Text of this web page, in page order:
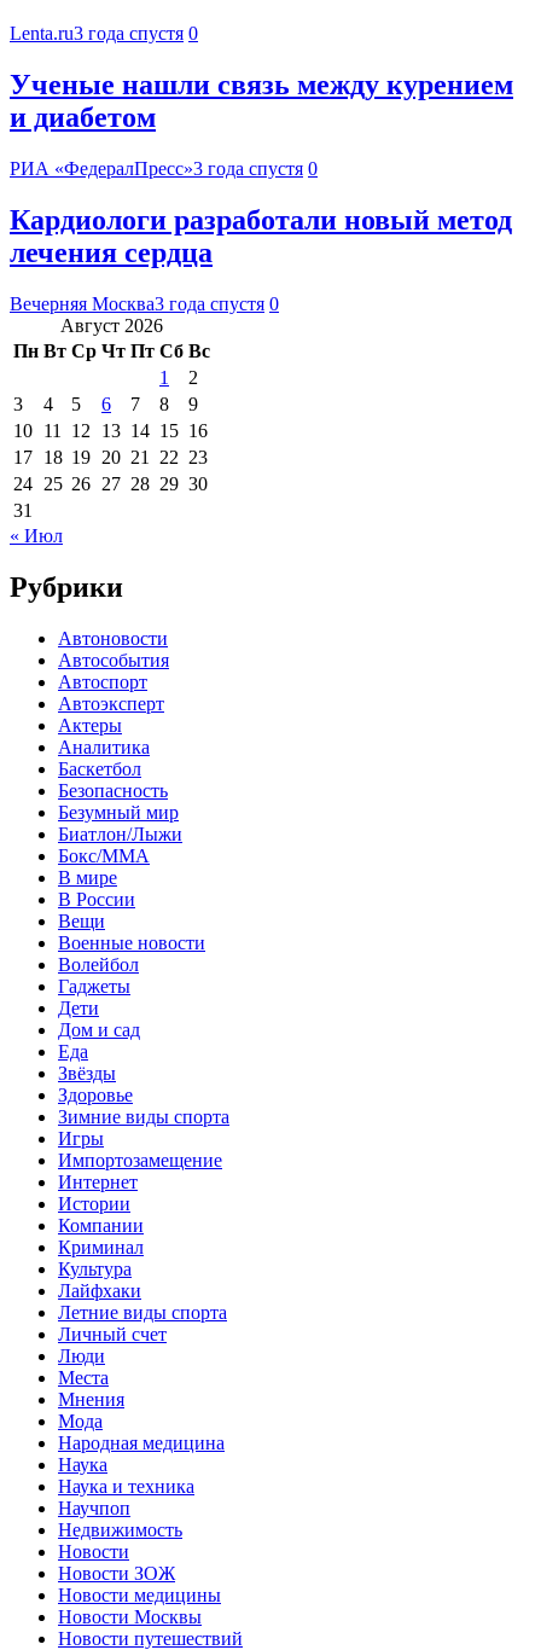
Lenta.ru3 года спустя 0
Ученые нашли связь между курением
и диабетом
РИА «ФедералПресс»3 года спустя 0
Кардиологи разработали новый метод
лечения сердца
Вечерняя Москва3 года спустя 0
Август 2026
Пн Вт Ср Чт Пт Сб Вс
1
2
3
4 5 6 7 8
9
10 11 12 13 14 15 16
17 18 19 20 21 22 23
24 25 26 27 28 29 30
31
« Июл
Рубрики
Автоновости
Автособытия
Автоспорт
Автоэксперт
Актеры
Аналитика
Баскетбол
Безопасность
Безумный мир
Биатлон/Лыжи
Бокс/MMA
В мире
В России
Вещи
Военные новости
Волейбол
Гаджеты
Дети
Дом и сад
Еда
Звёзды
Здоровье
Зимние виды спорта
Игры
Импортозамещение
Интернет
Истории
Компании
Криминал
Культура
Лайфхаки
Летние виды спорта
Личный счет
Люди
Места
Мнения
Мода
Народная медицина
Наука
Наука и техника
Научпоп
Недвижимость
Новости
Новости ЗОЖ
Новости медицины
Новости Москвы
Новости путешествий